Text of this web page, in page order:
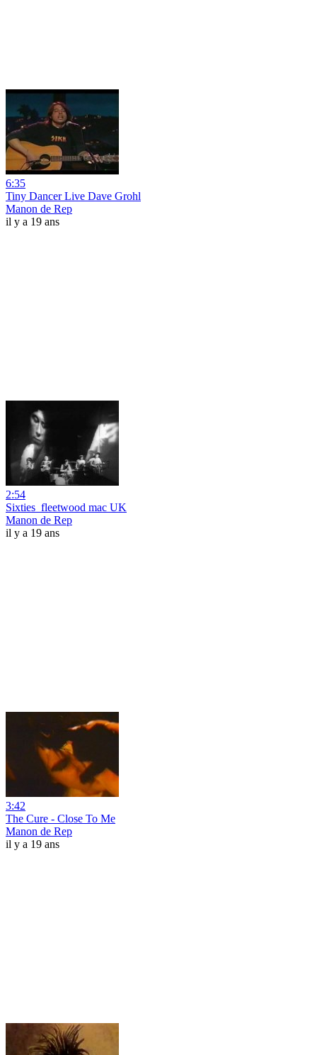
6:35
Tiny Dancer Live Dave Grohl
Manon de Rep
il y a 19 ans
2:54
Sixties_fleetwood mac UK
Manon de Rep
il y a 19 ans
3:42
The Cure - Close To Me
Manon de Rep
il y a 19 ans